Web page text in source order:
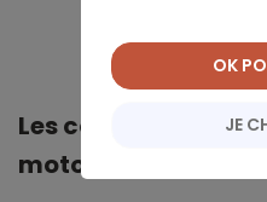
Les coûts associés
moto pour résiliés
JE
OK